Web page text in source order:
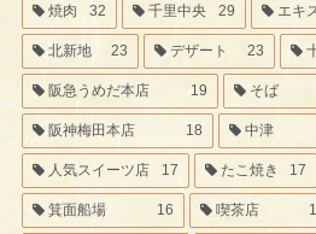
焼肉 32 千里中央 29 エキ
北新地 23 デザート 23
阪急うめだ本店 19 そば
阪神梅田本店 18 中津
人気スイーツ店 17 たこ焼き 17
箕面船場 16 喫茶店